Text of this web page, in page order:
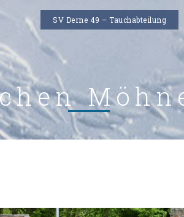
SV Derne 49 – Tauchabteilung